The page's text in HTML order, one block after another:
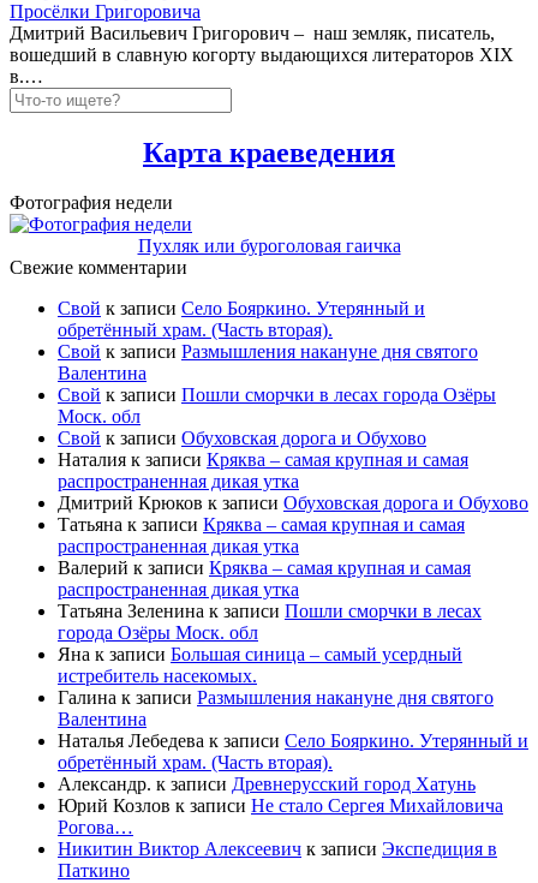
Просёлки Григоровича
Дмитрий Васильевич Григорович – наш земляк, писатель,
вошедший в славную когорту выдающихся литераторов XIX
в.…
Карта краеведения
Фотография недели
Пухляк или буроголовая гаичка
Свежие комментарии
Свой к записи Село Бояркино. Утерянный и
обретённый храм. (Часть вторая).
Свой к записи Размышления накануне дня святого
Валентина
Свой к записи Пошли сморчки в лесах города Озёры
Моск. обл
Свой к записи Обуховская дорога и Обухово
Наталия к записи Кряква – самая крупная и самая
распространенная дикая утка
Дмитрий Крюков к записи Обуховская дорога и Обухово
Татьяна к записи Кряква – самая крупная и самая
распространенная дикая утка
Валерий к записи Кряква – самая крупная и самая
распространенная дикая утка
Татьяна Зеленина к записи Пошли сморчки в лесах
города Озёры Моск. обл
Яна к записи Большая синица – самый усердный
истребитель насекомых.
Галина к записи Размышления накануне дня святого
Валентина
Наталья Лебедева к записи Село Бояркино. Утерянный и
обретённый храм. (Часть вторая).
Александр. к записи Древнерусский город Хатунь
Юрий Козлов к записи Не стало Сергея Михайловича
Рогова…
Никитин Виктор Алексеевич к записи Экспедиция в
Паткино